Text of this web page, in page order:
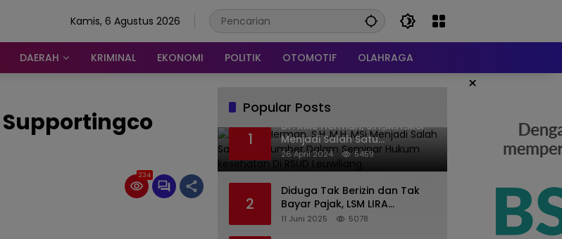
Kamis, 6 Agustus 2026
DAERAH KRIMINAL EKONOMI POLITIK OTOMOTIF OLAHRAGA
×
234
Popular Posts
1
Dr. KMS Herman, S.H.,M.H.,MSi
Menjadi Salah Satu
Narasumber Dalam Seminar
Hukum kesehatan Di RSUD
26 April 2024 5459
2
Diduga Tak Berizin dan Tak
Bayar Pajak, LSM LIRA
Laporkan Santerra de
11 Juni 2025 5078